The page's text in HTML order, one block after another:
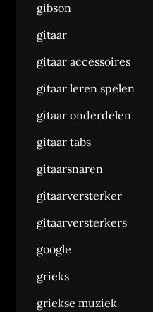
gibson
gitaar
gitaar accessoires
gitaar leren spelen
gitaar onderdelen
gitaar tabs
gitaarsnaren
gitaarversterker
gitaarversterkers
google
grieks
griekse muziek